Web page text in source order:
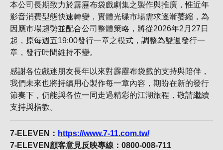
本公司長期致力於霹靂布袋戲劇集之製作與推廣，惟近年
影音消費型態快速轉變，實體光碟市場需求逐漸萎縮，為
因應市場趨勢並配合公司整體策略，將從2026年2月27日
起，原每週五19:00發行一章之模式，調整為雙週發行一
章，發行時間維持不變。
感謝各位戲迷朋友長年以來對霹靂布袋戲的支持與陪伴，
我們未來也將持續用心製作每一章內容，期盼在新的發行
節奏下，仍能與各位一同走過精彩的江湖旅程，敬請繼續
支持與指教。
7-ELEVEN： https://www.7-11.com.tw/
7-ELEVEN顧客意見反映專線：0800-008-711